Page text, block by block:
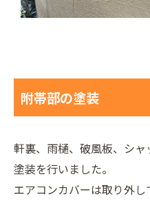
附帯部の塗装
軒裏、雨樋、破風板、シ
塗装を行いました。
エアコンカバーは取り外